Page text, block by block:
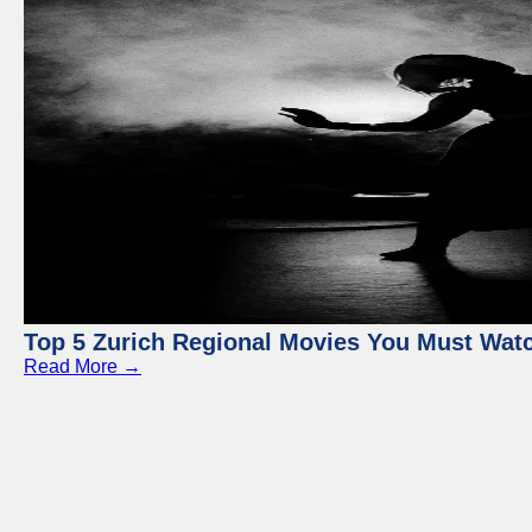
Top 5 Zurich Regional Movies You Must
Read More →